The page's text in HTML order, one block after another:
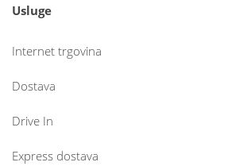
Usluge
Internet trgovina
Dostava
Drive In
Express dostava